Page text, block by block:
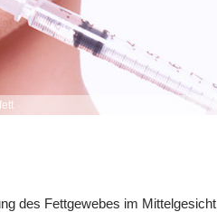
des Fettgewebes im Mittelgesicht